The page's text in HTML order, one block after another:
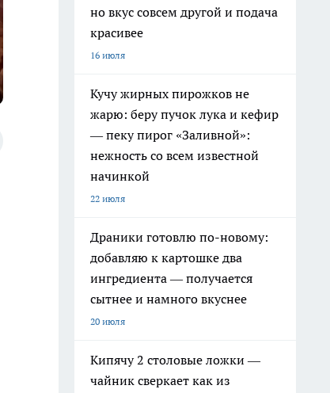
но вкус совсем другой и подача
красивее
16 июля
Кучу жирных пирожков не
жарю: беру пучок лука и кефир
— пеку пирог «Заливной»:
нежность со всем известной
начинкой
22 июля
Драники готовлю по-новому:
добавляю к картошке два
ингредиента — получается
сытнее и намного вкуснее
20 июля
Кипячу 2 столовые ложки —
чайник сверкает как из